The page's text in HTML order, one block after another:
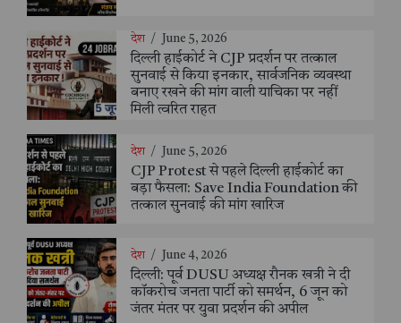
देश / June 5, 2026
दिल्ली हाईकोर्ट ने CJP प्रदर्शन पर तत्काल
सुनवाई से किया इनकार, सार्वजनिक व्यवस्था
बनाए रखने की मांग वाली याचिका पर नहीं
मिली त्वरित राहत
देश / June 5, 2026
CJP Protest से पहले दिल्ली हाईकोर्ट का
बड़ा फैसला: Save India Foundation की
तत्काल सुनवाई की मांग खारिज
देश / June 4, 2026
दिल्ली: पूर्व DUSU अध्यक्ष रौनक खत्री ने दी
कॉकरोच जनता पार्टी को समर्थन, 6 जून को
जंतर मंतर पर युवा प्रदर्शन की अपील